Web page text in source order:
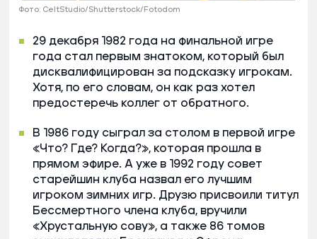
Фото: CeltStudio/Shutterstock/Fotodom
29 декабря 1982 года на финальной игре
года стал первым знатоком, который был
дисквалифицирован за подсказку игрокам.
Хотя, по его словам, он как раз хотел
предостеречь коллег от обратного.
В 1986 году сыграл за столом в первой игре
«Что? Где? Когда?», которая прошла в
прямом эфире. А уже в 1992 году совет
старейшин клуба назвал его лучшим
игроком зимних игр. Друзю присвоили титул
Бессмертного члена клуба, вручили
«Хрустальную сову», а также 86 томов